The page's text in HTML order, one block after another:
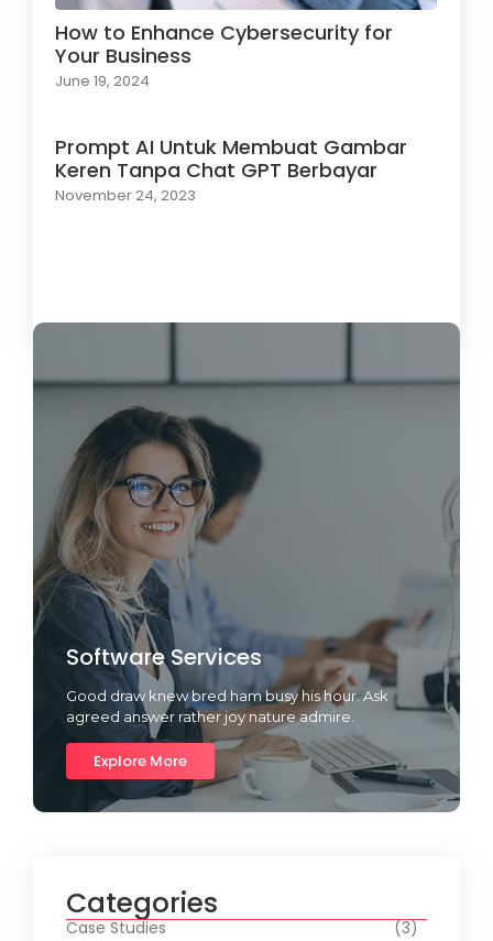
How to Enhance Cybersecurity for
Your Business
June 19, 2024
Prompt AI Untuk Membuat Gambar
Keren Tanpa Chat GPT Berbayar
November 24, 2023
Software Services
Good draw knew bred ham busy his hour. Ask
agreed answer rather joy nature admire.
Explore More
Categories
Case Studies
(3)